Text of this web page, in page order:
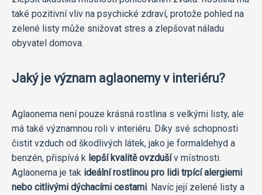
také pozitivní vliv na psychické zdraví, protože pohled na
zelené listy může snižovat stres a zlepšovat náladu
obyvatel domova.
Jaký je význam aglaonemy v interiéru?
Aglaonema není pouze krásná rostlina s velkými listy, ale
má také významnou roli v interiéru. Díky své schopnosti
čistit vzduch od škodlivých látek, jako je formaldehyd a
benzén, přispívá k lepší kvalitě ovzdušív místnosti.
Aglaonema je tak ideální rostlinou pro lidi trpící alergiemi
nebo citlivými dýchacími cestami. Navíc její zelené listy a